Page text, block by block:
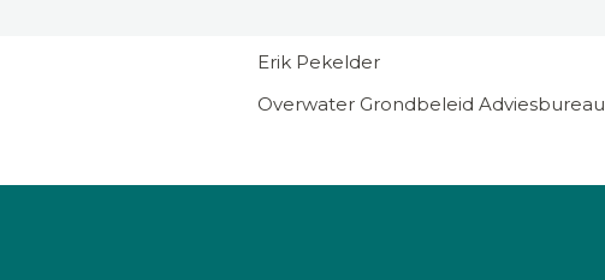
Erik Pekelder
Overwater Grondbeleid Adviesbureau